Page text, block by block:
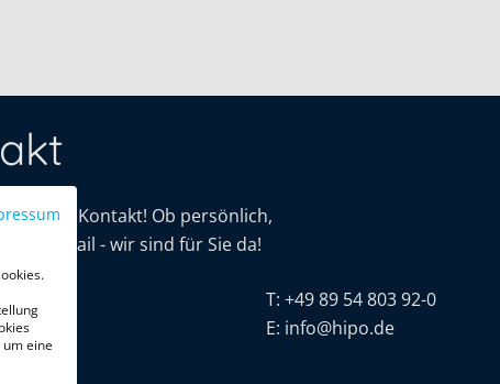
uns in Kontakt! Ob persönlich,
oder E-Mail - wir sind für Sie da!
16
T: +49 89 54 803 92-0
E: info@hipo.de
um eine